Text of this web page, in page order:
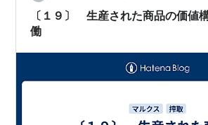
〔１９〕 生産された商品の価値
働